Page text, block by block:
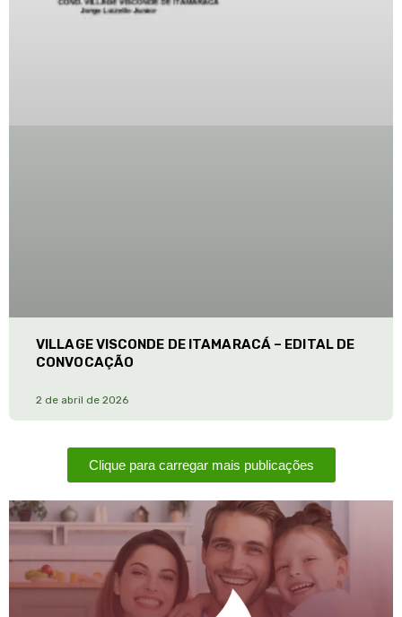
VILLAGE VISCONDE DE ITAMARACÁ – EDITAL DE
CONVOCAÇÃO
2 de abril de 2026
Clique para carregar mais publicações